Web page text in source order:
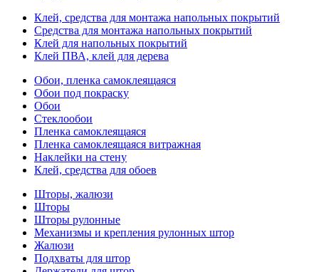
Клей, средства для монтажа напольных покрытий
Средства для монтажа напольных покрытий
Клей для напольных покрытий
Клей ПВА, клей для дерева
Обои, пленка самоклеящаяся
Обои под покраску
Обои
Стеклообои
Пленка самоклеящаяся
Пленка самоклеящаяся витражная
Наклейки на стену
Клей, средства для обоев
Шторы, жалюзи
Шторы
Шторы рулонные
Механизмы и крепления рулонных штор
Жалюзи
Подхваты для штор